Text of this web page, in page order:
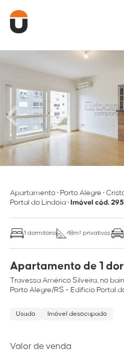
Apartamento •Porto Alegre •
Portal do Lindoia•Imóvel cód.
1 dormitório 48m² privativos
Apartamento de 1
TravessaAmérico Silveira, no
Porto Alegre/RS - Edificio Portal
Usado Imóvel desocupado
Valor de venda